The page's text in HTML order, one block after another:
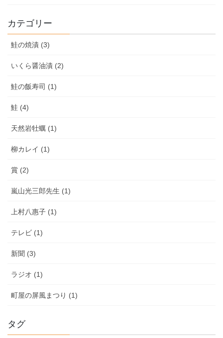
カテゴリー
鮭の焼漬 (3)
いくら醤油漬 (2)
鮭の飯寿司 (1)
鮭 (4)
天然岩牡蠣 (1)
柳カレイ (1)
賞 (2)
嵐山光三郎先生 (1)
上村八惠子 (1)
テレビ (1)
新聞 (3)
ラジオ (1)
町屋の屏風まつり (1)
タグ